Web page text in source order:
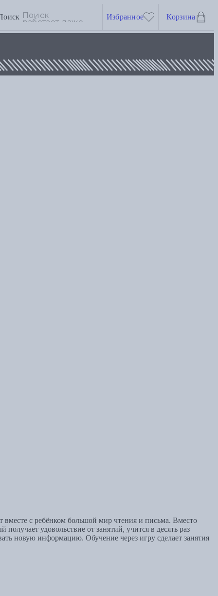
Избранное Корзина
вместе с ребёнком большой мир чтения и письма. Вместо
удовольствие от занятий, учится в десять раз
новую информацию. Обучение через игру сделает занятия